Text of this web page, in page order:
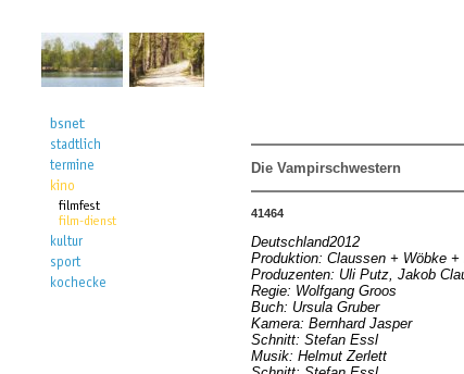
Die Vampirschwestern
41464
Deutschland2012
Produktion: Claussen + Wöbke
Produzenten: Uli Putz, Jakob
Regie: Wolfgang Groos
Buch: Ursula Gruber
Kamera: Bernhard Jasper
Schnitt: Stefan Essl
Musik: Helmut Zerlett